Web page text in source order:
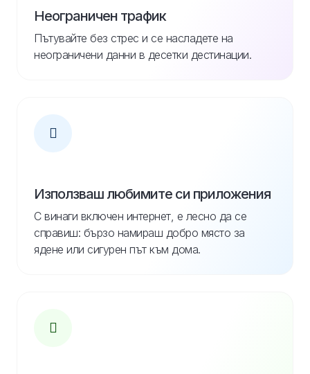
Неограничен трафик
Пътувайте без стрес и се насладете на
неограничени данни в десетки дестинации.
Използваш любимите си приложения
С винаги включен интернет, е лесно да се
справиш: бързо намираш добро място за
ядене или сигурен път към дома.